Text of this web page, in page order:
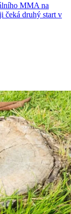
MMA na
čeká druhý start v